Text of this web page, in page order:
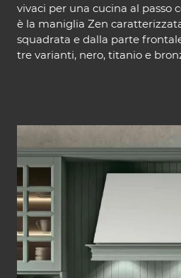
vivaci per una cucina al passo
è la maniglia Zen
squadrata e dalla parte
tre varianti, nero, titanio e